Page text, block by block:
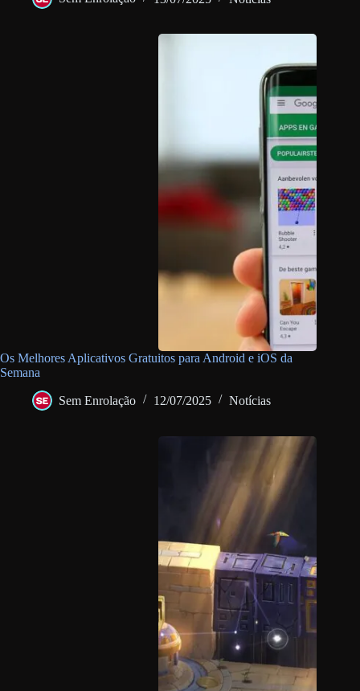
Os Melhores Aplicativos Gratuitos para Android e iOS da
Semana
Sem Enrolação 12/07/2025 Notícias